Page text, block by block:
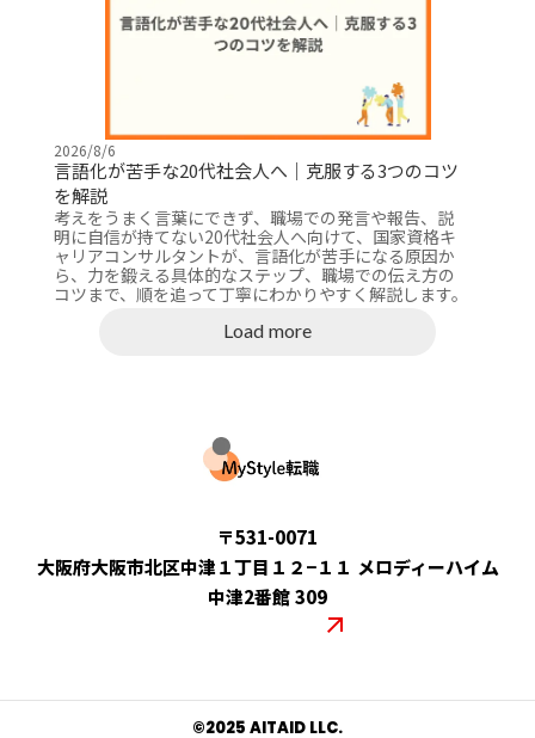
2026/8/6
言語化が苦手な20代社会人へ｜克服する3つのコツ
を解説
考えをうまく言葉にできず、職場での発言や報告、説
明に自信が持てない20代社会人へ向けて、国家資格キ
ャリアコンサルタントが、言語化が苦手になる原因か
ら、力を鍛える具体的なステップ、職場での伝え方の
コツまで、順を追って丁寧にわかりやすく解説します。
Load more
〒531-0071
大阪府大阪市北区中津１丁目１２−１１ メロディーハイム
中津2番館 309
©︎2025 AITAID LLC.